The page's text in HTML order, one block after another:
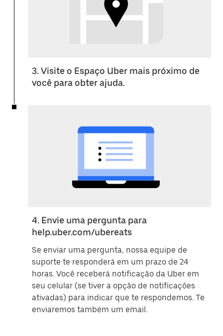
3. Visite o Espaço Uber mais próximo de
você para obter ajuda.
4. Envie uma pergunta para
help.uber.com/ubereats
Se enviar uma pergunta, nossa equipe de
suporte te responderá em um prazo de 24
horas. Você receberá notificação da Uber em
seu celular (se tiver a opção de notificações
ativadas) para indicar que te respondemos. Te
enviaremos também um email.